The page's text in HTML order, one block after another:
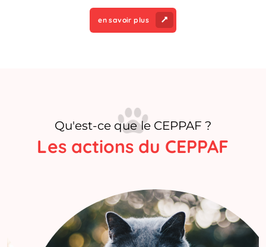
en savoir plus
Qu'est-ce que le CEPPAF ?
Les actions du CEPPAF